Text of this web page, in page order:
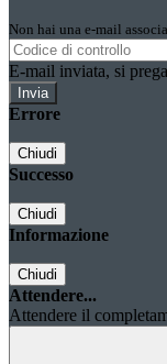
Non hai una e-mail
E-mail inviata, si
Errore
Chiudi
Successo
Chiudi
Informazione
Chiudi
Attendere...
Attendere il